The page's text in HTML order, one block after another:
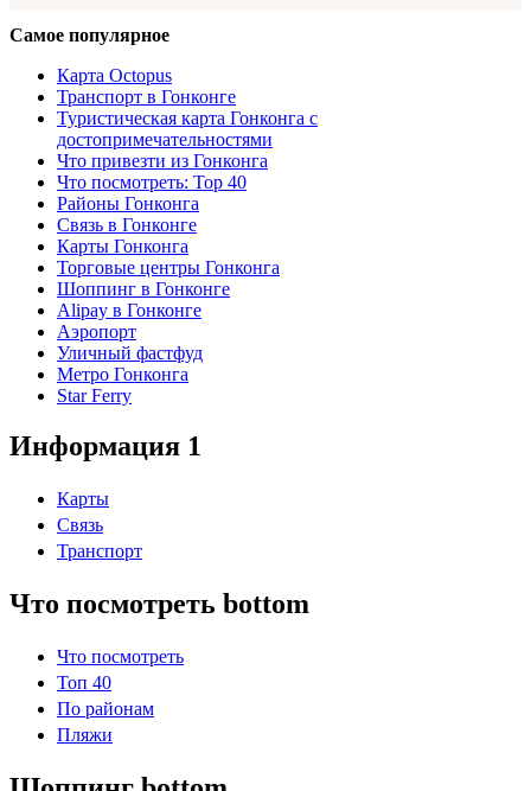
Самое популярное
Карта Octopus
Транспорт в Гонконге
Туристическая карта Гонконга с
достопримечательностями
Что привезти из Гонконга
Что посмотреть: Top 40
Районы Гонконга
Связь в Гонконге
Карты Гонконга
Торговые центры Гонконга
Шоппинг в Гонконге
Alipay в Гонконге
Аэропорт
Уличный фастфуд
Метро Гонконга
Star Ferry
Информация 1
Карты
Связь
Транспорт
Что посмотреть bottom
Что посмотреть
Топ 40
По районам
Пляжи